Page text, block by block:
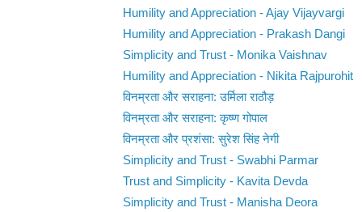
Humility and Appreciation - Ajay Vijayvargi
Humility and Appreciation - Prakash Dangi
Simplicity and Trust - Monika Vaishnav
Humility and Appreciation - Nikita Rajpurohit
विनम्रता और सराहना: उर्मिला राठौड़
विनम्रता और सराहना: कृष्ण गोपाल
विनम्रता और प्रशंसा: सुरेश सिंह नेगी
Simplicity and Trust - Swabhi Parmar
Trust and Simplicity - Kavita Devda
Simplicity and Trust - Manisha Deora